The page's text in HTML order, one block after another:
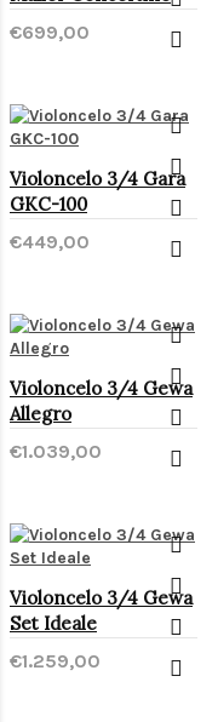
€699,00
Violoncelo 3/4 Gara
GKC-100
€449,00
Violoncelo 3/4 Gewa
Allegro
€1.039,00
Violoncelo 3/4 Gewa
Set Ideale
€1.259,00